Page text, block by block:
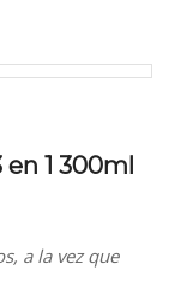
1 300ml
a la vez que